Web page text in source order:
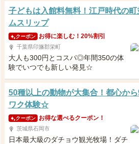
子どもは入館料無料！江戸時代の町
ムスリップ
クーポン お得に楽しむ！20%割引
千葉県印旛郡栄町
大人も300円とコスパ◎年間350の体
験でいつでも新しい発見☆
50種以上の動物が大集合！都心か
ワク体験☆
クーポン お得な選べるクーポン！
茨城県石岡市
日本最大級のダチョウ観光牧場！ダチ